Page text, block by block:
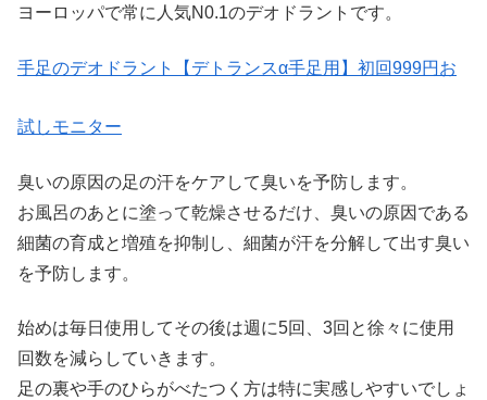
ヨーロッパで常に人気N0.1のデオドラントです。
手足のデオドラント【デトランスα手足用】初回999円お
試しモニター
臭いの原因の足の汗をケアして臭いを予防します。
お風呂のあとに塗って乾燥させるだけ、臭いの原因である
細菌の育成と増殖を抑制し、細菌が汗を分解して出す臭い
を予防します。
始めは毎日使用してその後は週に5回、3回と徐々に使用
回数を減らしていきます。
足の裏や手のひらがべたつく方は特に実感しやすいでしょ